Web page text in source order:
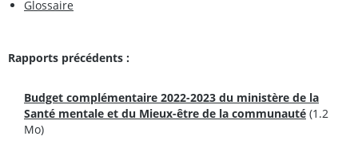
Glossaire
Rapports précédents :
Budget complémentaire 2022-2023 du ministère de la
Santé mentale et du Mieux-être de la communauté (1.2
Mo)